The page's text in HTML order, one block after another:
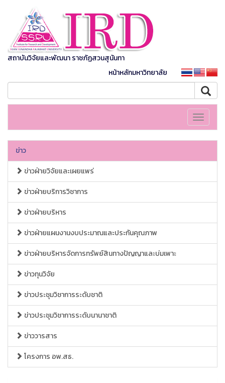
สถาบันวิจัยและพัฒนา ราชภัฏสวนสุนันทา
หน้าหลักมหาวิทยาลัย
Toggle
ข่าว
ข่าวฝ่ายวิจัยและเผยแพร่
ข่าวฝ่ายบริการวิชาการ
ข่าวฝ่ายบริหาร
ข่าวฝ่ายแผนงานงบประมาณและประกันคุณภาพ
ข่าวฝ่ายบริหารจัดการทรัพย์สินทางปัญญาและบ่มเพาะ
ข่าวทุนวิจัย
ข่าวประชุมวิชาการระดับชาติ
ข่าวประชุมวิชาการระดับนานาชาติ
ข่าววารสาร
โครงการ อพ.สธ.